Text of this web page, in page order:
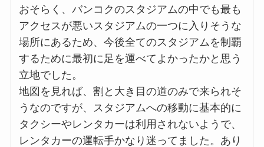
おそらく、バンコクのスタジアムの中でも最も
アクセスが悪いスタジアムの一つに入りそうな
場所にあるため、今後全てのスタジアムを制覇
するために最初に足を運べてよかったかと思う
立地でした。
地図を見れば、割と大き目の道のみで来られそ
うなのですが、スタジアムへの移動に基本的に
タクシーやレンタカーは利用されないようで、
レンタカーの運転手かなり迷ってました。あり